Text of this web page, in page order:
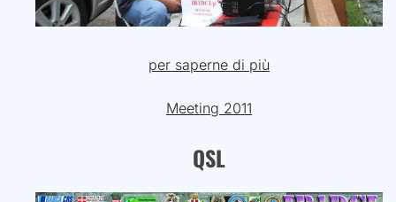
per saperne di più
Meeting 2011
QSL